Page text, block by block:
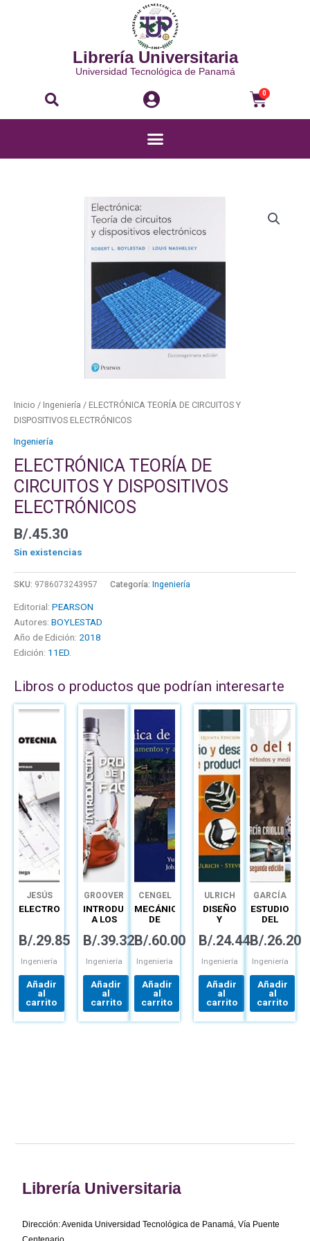
Librería Universitaria
Universidad Tecnológica de Panamá
Buscar 0
Menú
Inicio / Ingeniería / ELECTRÓNICA TEORÍA DE CIRCUITOS Y
DISPOSITIVOS ELECTRÓNICOS
Ingeniería
ELECTRÓNICA TEORÍA DE
CIRCUITOS Y DISPOSITIVOS
ELECTRÓNICOS
B/.45.30
Sin existencias
SKU: 9786073243957 Categoría: Ingeniería
Editorial: PEARSON
Autores: BOYLESTAD
Año de Edición: 2018
Edición: 11ED.
Libros o productos que podrían interesarte
JESÚS
TRASHORRAS
ELECTROTECNIA
B/.29.85
Ingeniería
Añadir
al
carrito
GROOVER
INTRODUCCIÓN
A LOS
DE
B/.39.32
Ingeniería
Añadir
al
carrito
CENGEL
MECÁNICA
DE
FUNDAMENTOS
APLICACIONES
B/.60.00
Ingeniería
Añadir
al
carrito
ULRICH
DISEÑO
Y
DE
B/.24.44
Ingeniería
Añadir
al
carrito
GARCÍA
ESTUDIO
DEL
INGENIERÍA
MÉTODOS
MEDICIÓN
DEL
TRABAJO
B/.26.20
Ingeniería
Añadir
al
carrito
Librería Universitaria
Dirección: Avenida Universidad Tecnológica de Panamá, Vía Puente